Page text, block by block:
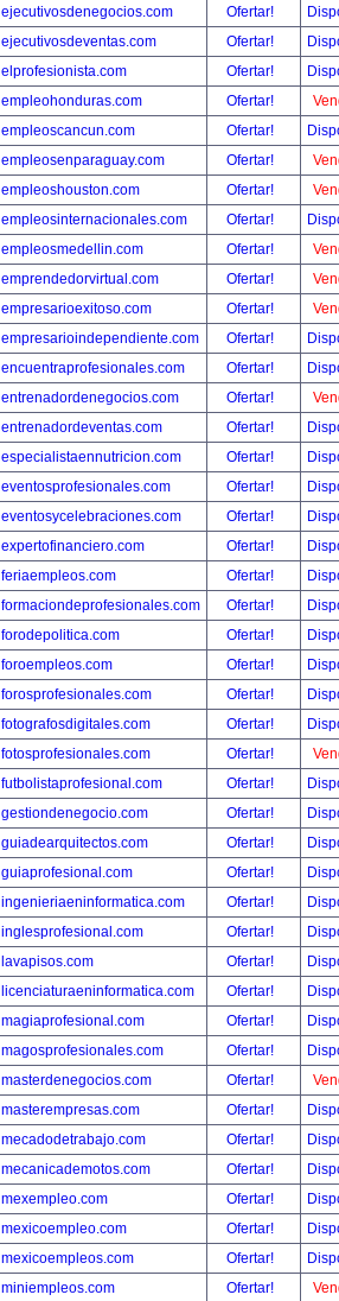
ejecutivosdenegocios.com
Ofertar!
ejecutivosdeventas.com
Ofertar!
elprofesionista.com
Ofertar!
empleohonduras.com
Ofertar!
empleoscancun.com
Ofertar!
empleosenparaguay.com
Ofertar!
empleoshouston.com
Ofertar!
empleosinternacionales.com
Ofertar!
empleosmedellin.com
Ofertar!
emprendedorvirtual.com
Ofertar!
empresarioexitoso.com
Ofertar!
empresarioindependiente.com
Ofertar!
encuentraprofesionales.com
Ofertar!
entrenadordenegocios.com
Ofertar!
entrenadordeventas.com
Ofertar!
especialistaennutricion.com
Ofertar!
eventosprofesionales.com
Ofertar!
eventosycelebraciones.com
Ofertar!
expertofinanciero.com
Ofertar!
feriaempleos.com
Ofertar!
formaciondeprofesionales.com
Ofertar!
forodepolitica.com
Ofertar!
foroempleos.com
Ofertar!
forosprofesionales.com
Ofertar!
fotografosdigitales.com
Ofertar!
fotosprofesionales.com
Ofertar!
futbolistaprofesional.com
Ofertar!
gestiondenegocio.com
Ofertar!
guiadearquitectos.com
Ofertar!
guiaprofesional.com
Ofertar!
ingenieriaeninformatica.com
Ofertar!
inglesprofesional.com
Ofertar!
lavapisos.com
Ofertar!
licenciaturaeninformatica.com
Ofertar!
magiaprofesional.com
Ofertar!
magosprofesionales.com
Ofertar!
masterdenegocios.com
Ofertar!
masterempresas.com
Ofertar!
mecadodetrabajo.com
Ofertar!
mecanicademotos.com
Ofertar!
mexempleo.com
Ofertar!
mexicoempleo.com
Ofertar!
mexicoempleos.com
Ofertar!
miniempleos.com
Ofertar!